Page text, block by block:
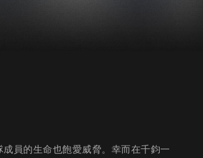
員的生命也飽愛威脅。幸而在千鈞一